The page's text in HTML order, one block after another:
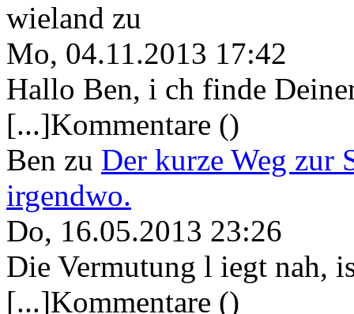
wieland zu
Mo, 04.11.2013 17:42
Hallo Ben, i ch finde
[...]Kommentare ()
Ben zu Der kurze Weg zur
irgendwo.
Do, 16.05.2013 23:26
Die Vermutung l iegt nah,
[...]Kommentare ()